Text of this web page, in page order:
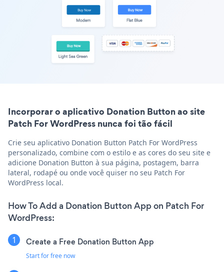
Incorporar o aplicativo Donation Button ao site
Patch For WordPress nunca foi tão fácil
Crie seu aplicativo Donation Button Patch For WordPress
personalizado, combine com o estilo e as cores do seu site e
adicione Donation Button à sua página, postagem, barra
lateral, rodapé ou onde você quiser no seu Patch For
WordPress local.
How To Add a Donation Button App on Patch For
WordPress:
Create a Free Donation Button App
Start for free now